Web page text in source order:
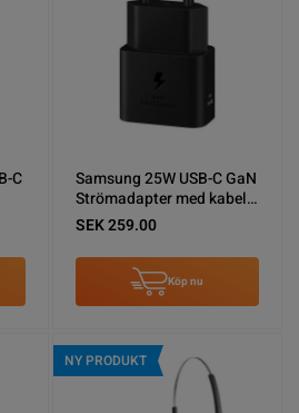
C
Samsung 25W USB-C GaN
Strömadapter med kabel -
Svart
SEK 259.00
Köp nu
NY PRODUKT